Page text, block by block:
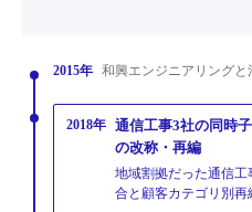
2015年 和興エンジニアリングと
2018年 通信工事3社の同時
の改称・再編
地域割拠だった通信工
合と顧客カテゴリ別